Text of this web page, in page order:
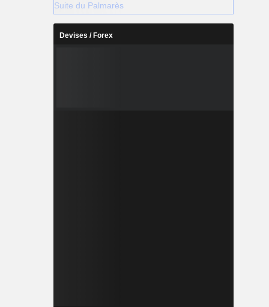
Suite du Palmarès
Devises / Forex